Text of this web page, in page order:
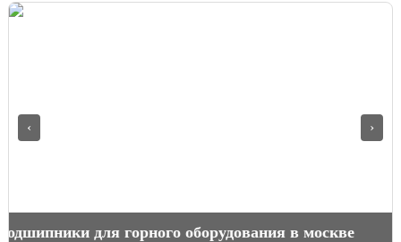
Подшипники для горного оборудования в москве
‹ ›